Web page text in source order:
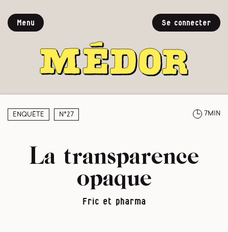
Menu Se connecter
Enquête N°27 7min
La transparence
opaque
Fric et pharma